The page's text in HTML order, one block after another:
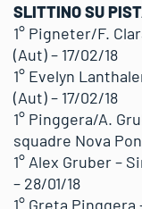
SLITTINO SU
1° Pigneter/F.
(Aut) – 17/02/18
1° Evelyn
(Aut) – 17/02/18
1° Pinggera/A.
squadre Nova
1° Alex Gruber –
– 28/01/18
1° Greta